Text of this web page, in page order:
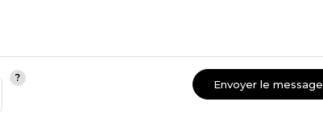
Envoyer le message